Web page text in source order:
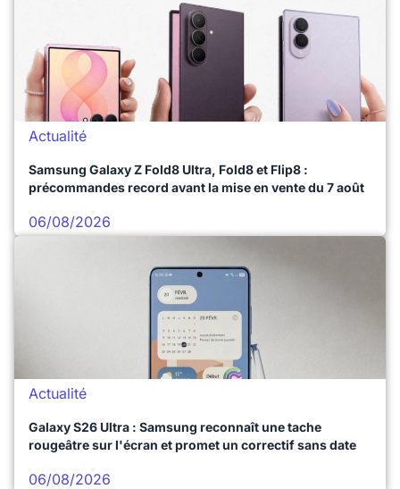
Actualité
Samsung Galaxy Z Fold8 Ultra, Fold8 et Flip8 :
précommandes record avant la mise en vente du 7 août
06/08/2026
Actualité
Galaxy S26 Ultra : Samsung reconnaît une tache
rougeâtre sur l'écran et promet un correctif sans date
06/08/2026